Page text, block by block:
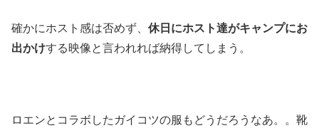
確かにホスト感は否めず、 休日にホスト達がキャンプにお
出かけする映像と言われれば納得してしまう。
ロエンとコラボしたガイコツの服もどうだろうなあ。。靴